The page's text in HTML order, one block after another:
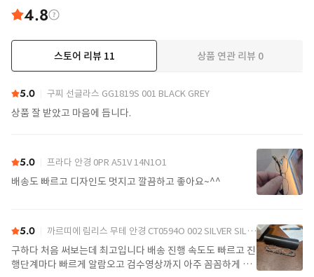
4.8
스토어 리뷰 11 상품 연관 리뷰 0
5.0 구찌 선글라스 GG1819S 001 BLACK GREY
상품 잘 받았고 마음에 듭니다.
5.0 프라다 안경 0PR A51V 14N1O1
배송도 빠르고 디자인도 멋지고 깔끔하고 좋아요~^^
5.0 까르띠에 림리스 무테 안경 CT0594O 002 SILVER SILVER TRANSPARENT
구하다 처음 써보는데 최고입니다 배송 진행 속도도 빠르고 진
행단계마다 빠르게 알람오고 검수영상까지 아주 꼼꼼하게 찍